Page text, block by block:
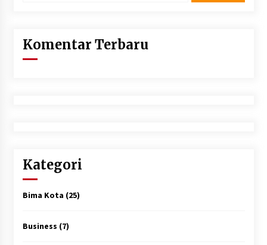
Komentar Terbaru
Kategori
Bima Kota (25)
Business (7)